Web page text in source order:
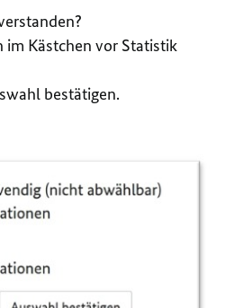
im Kästchen vor Statistik
bestätigen.